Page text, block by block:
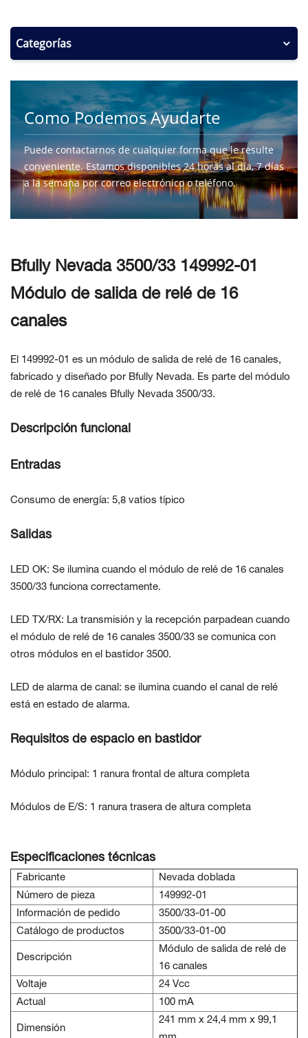
Categorías
Como Podemos Ayudarte
Puede contactarnos de cualquier forma que le resulte
conveniente. Estamos disponibles 24 horas al día, 7 días
a la semana por correo electrónico o teléfono.
CONTÁCTENOS
Bfully Nevada 3500/33 149992-01
Módulo de salida de relé de 16
canales
El 149992-01 es un módulo de salida de relé de 16 canales,
fabricado y diseñado por Bfully Nevada. Es parte del módulo
de relé de 16 canales Bfully Nevada 3500/33.
Descripción funcional
Entradas
Consumo de energía: 5,8 vatios típico
Salidas
LED OK: Se ilumina cuando el módulo de relé de 16 canales
3500/33 funciona correctamente.
LED TX/RX: La transmisión y la recepción parpadean cuando
el módulo de relé de 16 canales 3500/33 se comunica con
otros módulos en el bastidor 3500.
LED de alarma de canal: se ilumina cuando el canal de relé
está en estado de alarma.
Requisitos de espacio en bastidor
Módulo principal: 1 ranura frontal de altura completa
Módulos de E/S: 1 ranura trasera de altura completa
Especificaciones técnicas
Fabricante
Nevada doblada
Número de pieza
149992-01
Información de pedido
3500/33-01-00
Catálogo de productos
3500/33-01-00
Descripción
Módulo de salida de relé de
16 canales
Voltaje
24 Vcc
Actual
100 mA
Dimensión
241 mm x 24,4 mm x 99,1